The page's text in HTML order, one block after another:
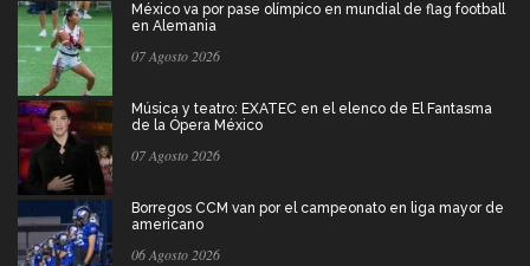
México va por pase olímpico en mundial de flag football
en Alemania
07 Agosto 2026
Música y teatro: EXATEC en el elenco de El Fantasma
de la Ópera México
07 Agosto 2026
Borregos CCM van por el campeonato en liga mayor de
americano
06 Agosto 2026